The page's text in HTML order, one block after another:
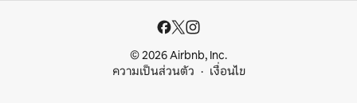
© 2026 Airbnb, Inc.
ความเป็นส่วนตัว
เงื่อนไข